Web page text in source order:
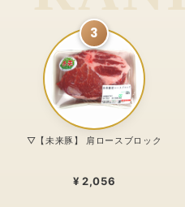
3
▽【未来豚】 肩ロースブロック
¥ 2,056